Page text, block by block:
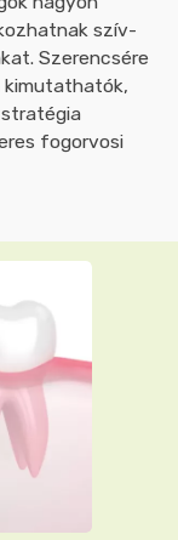
szív-
Szerencsére
kimutathatók,
fogorvosi